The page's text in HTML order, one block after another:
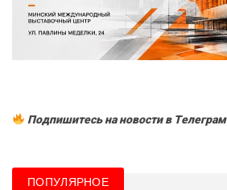
Подпишитесь на новости в Tелеграм
ПОПУЛЯРНОЕ